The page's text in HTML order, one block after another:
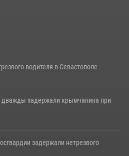
водителя в Севастополе
дважды задержали крымчанина при
задержали нетрезвого